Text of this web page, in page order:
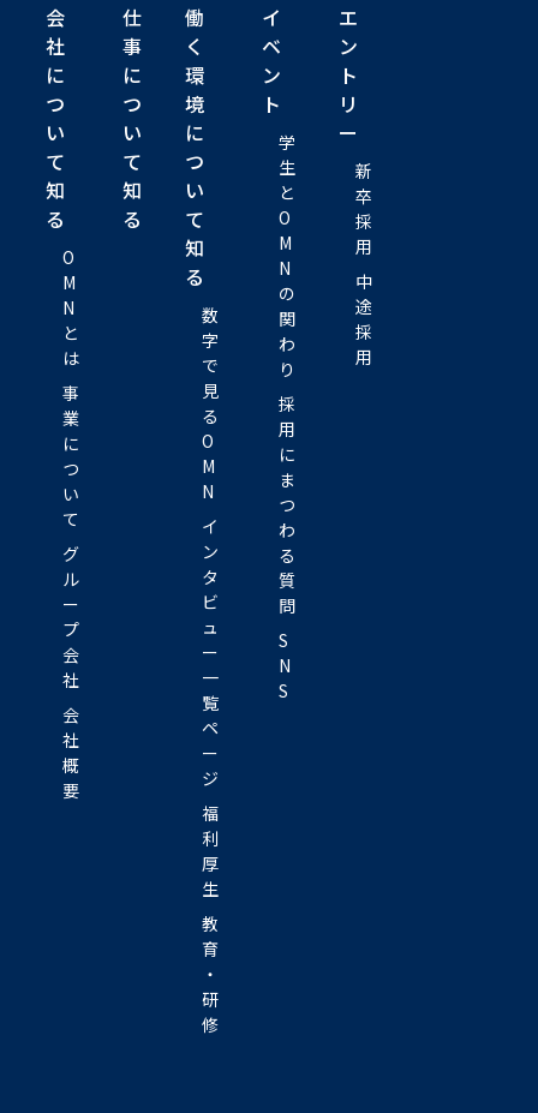
会
社
に
つ
い
て
知
る
O
M
N
と
は
事
業
に
つ
い
て
グ
ル
ー
プ
会
社
会
社
概
要
仕
事
に
つ
い
て
知
る
働
く
環
境
に
つ
い
て
知
る
数
字
で
見
る
O
M
N
イ
ン
タ
ビ
ュ
ー
一
覧
ペ
ー
ジ
福
利
厚
生
教
育
・
研
修
イ
ベ
ン
ト
学
生
と
O
M
N
の
関
わ
り
採
用
に
ま
つ
わ
る
質
問
S
N
S
エ
ン
ト
リ
ー
新
卒
採
用
中
途
採
用